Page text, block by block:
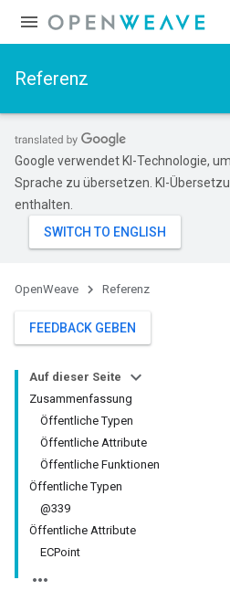
Referenz
Google verwendet KI-Technologie,
Sprache zu übersetzen. KI-
enthalten.
OpenWeave Referenz
FEEDBACK GEBEN
Auf dieser Seite
Zusammenfassung
Öffentliche Typen
Öffentliche Attribute
Öffentliche Funktionen
Öffentliche Typen
@339
Öffentliche Attribute
ECPoint